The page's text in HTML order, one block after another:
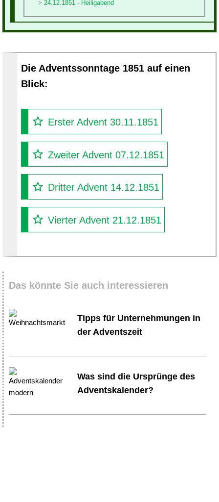
24.12.1851 - Heiligabend
Die Adventssonntage 1851 auf einen
Blick:
Erster Advent 30.11.1851
Zweiter Advent 07.12.1851
Dritter Advent 14.12.1851
Vierter Advent 21.12.1851
Das könnte Sie auch interessieren
Tipps für Unternehmungen in
der Adventszeit
Was sind die Ursprünge des
Adventskalender?